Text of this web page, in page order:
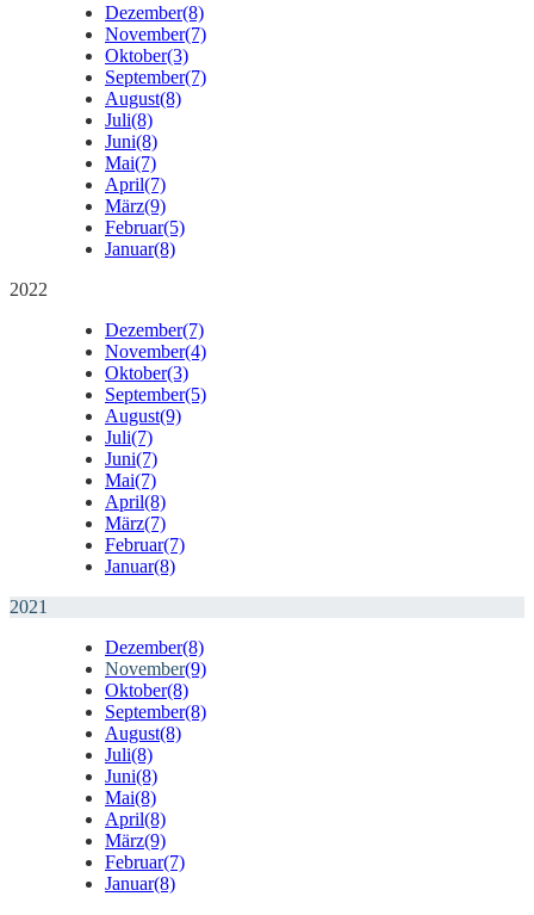
Dezember(8)
November(7)
Oktober(3)
September(7)
August(8)
Juli(8)
Juni(8)
Mai(7)
April(7)
März(9)
Februar(5)
Januar(8)
2022
Dezember(7)
November(4)
Oktober(3)
September(5)
August(9)
Juli(7)
Juni(7)
Mai(7)
April(8)
März(7)
Februar(7)
Januar(8)
2021
Dezember(8)
November(9)
Oktober(8)
September(8)
August(8)
Juli(8)
Juni(8)
Mai(8)
April(8)
März(9)
Februar(7)
Januar(8)